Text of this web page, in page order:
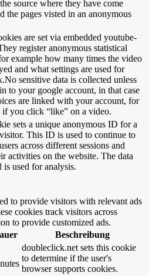
source where they have come
the pages visted in an anonymous
are set via embedded youtube-
register anonymous statistical
example how many times the video
and what settings are used for
sensitive data is collected unless
to your google account, in that case
are linked with your account, for
if you click “like” on a video.
sets a unique anonymous ID for a
This ID is used to continue to
across different sessions and
activities on the website. The data
is used for analysis.
to provide visitors with relevant ads
cookies track visitors across
to provide customized ads.
Beschreibung
doubleclick.net sets this cookie
to determine if the user's
browser supports cookies.